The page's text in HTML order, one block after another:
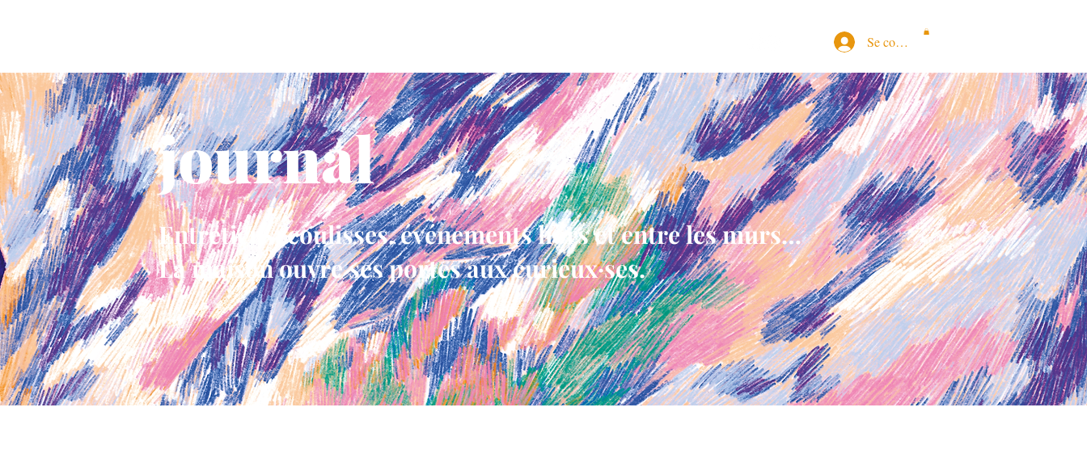
Se connecter
journal
Entretiens, coulisses, événements hors et entre les murs…
La maison ouvre ses portes aux curieux·ses.